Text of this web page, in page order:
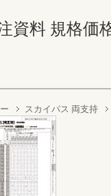
資料 規格価
スカイパス 両支持